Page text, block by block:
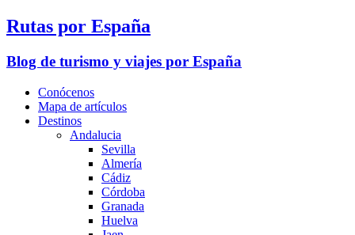
Rutas por España
Blog de turismo y viajes por España
Conócenos
Mapa de artículos
Destinos
Andalucia
Sevilla
Almería
Cádiz
Córdoba
Granada
Huelva